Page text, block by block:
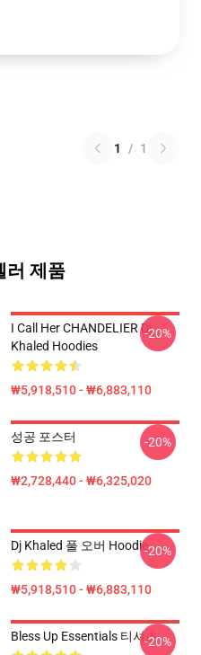
1 / 1
러 제품
I Call Her CHANDELIER Dj
Khaled Hoodies
₩5,918,510 - ₩6,883,110
-20%
성공 포스터
₩2,728,440 - ₩6,325,020
-20%
Dj Khaled 풀 오버 Hoodie
₩5,918,510 - ₩6,883,110
-20%
Bless Up Essentials 티셔츠-20%